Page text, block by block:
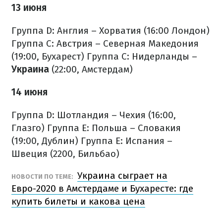
13 июня
Группа D: Англия – Хорватия (16:00 Лондон)
Группа C: Австрия – Северная Македония
(19:00, Бухарест) Группа C: Нидерланды –
Украина (22:00, Амстердам)
14 июня
Группа D: Шотландия – Чехия (16:00,
Глазго) Группа E: Польша – Словакия
(19:00, Дублин) Группа E: Испания –
Швеция (2200, Бильбао)
НОВОСТИ ПО ТЕМЕ: Украина сыграет на
Евро-2020 в Амстердаме и Бухаресте: где
купить билеты и какова цена